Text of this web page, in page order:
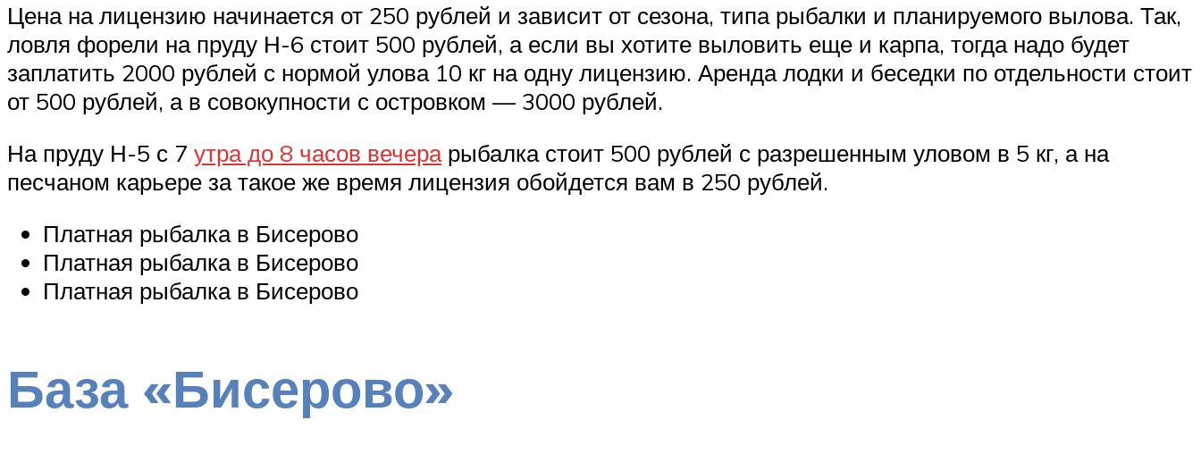
Цена на лицензию начинается от 250 рублей и зависит от сезона, типа рыбалки и планируемого вылова. Так,
ловля форели на пруду Н-6 стоит 500 рублей, а если вы хотите выловить еще и карпа, тогда надо будет
заплатить 2000 рублей с нормой улова 10 кг на одну лицензию. Аренда лодки и беседки по отдельности стоит
от 500 рублей, а в совокупности с островком — 3000 рублей.
На пруду Н-5 с 7 утра до 8 часов вечерарыбалка стоит 500 рублей с разрешенным уловом в 5 кг, а на
песчаном карьере за такое же время лицензия обойдется вам в 250 рублей.
Платная рыбалка в Бисерово
Платная рыбалка в Бисерово
Платная рыбалка в Бисерово
База «Бисерово»